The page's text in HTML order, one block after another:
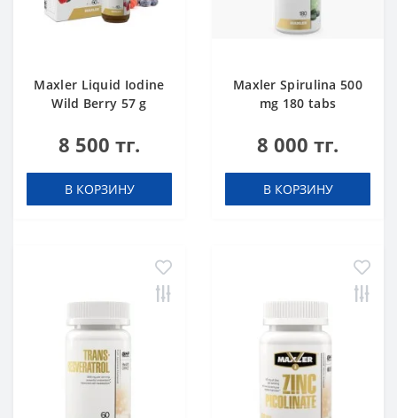
Maxler Liquid Iodine
Wild Berry 57 g
8 500 тг.
В КОРЗИНУ
Maxler Spirulina 500
mg 180 tabs
8 000 тг.
В КОРЗИНУ